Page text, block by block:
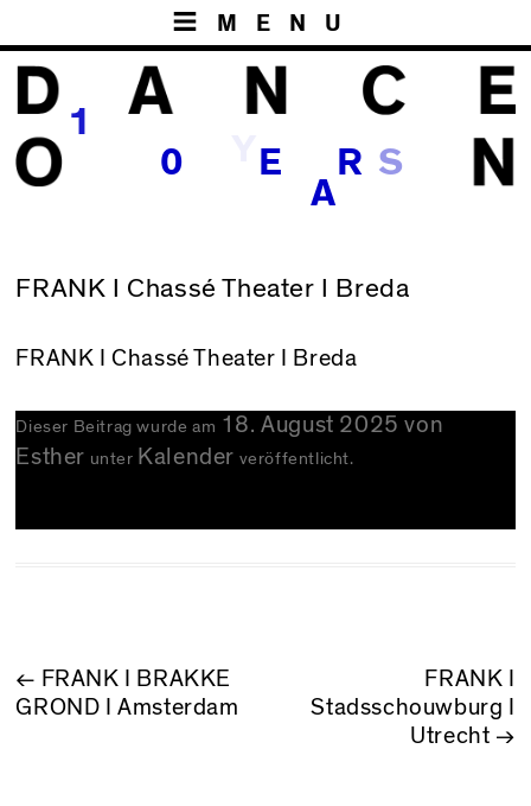
MENU
1
0 E
A
R
FRANK I Chassé Theater I Breda
FRANK I Chassé Theater I Breda
Dieser Beitrag wurde am 18. August 2025 von
Esther unter Kalender veröffentlicht.
BEITRAGSNAVIGATION
← FRANK I BRAKKE
GROND I Amsterdam
FRANK I
Stadsschouwburg I
Utrecht →